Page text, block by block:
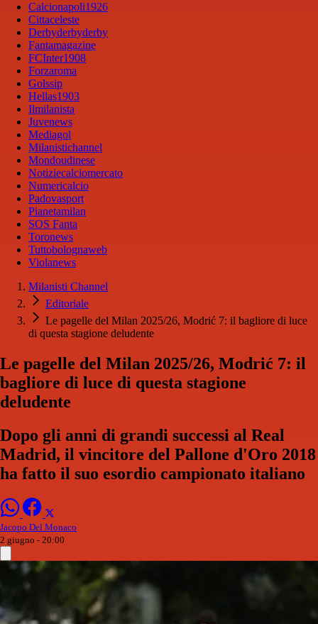
Calcionapoli1926
Cittaceleste
Derbyderbyderby
Fantamagazine
FCInter1908
Forzaroma
Golssip
Hellas1903
Ilmilanista
Juvenews
Mediagol
Milanistichannel
Mondoudinese
Notiziecalciomercato
Numericalcio
Padovasport
Pianetamilan
SOS Fanta
Toronews
Tuttobolognaweb
Violanews
Milanisti Channel
Editoriale
Le pagelle del Milan 2025/26, Modrić 7: il bagliore di luce
di questa stagione deludente
Le pagelle del Milan 2025/26, Modrić 7: il
bagliore di luce di questa stagione
deludente
Dopo gli anni di grandi successi al Real
Madrid, il vincitore del Pallone d'Oro 2018
ha fatto il suo esordio campionato italiano
Jacopo Del Monaco
2 giugno - 20:00